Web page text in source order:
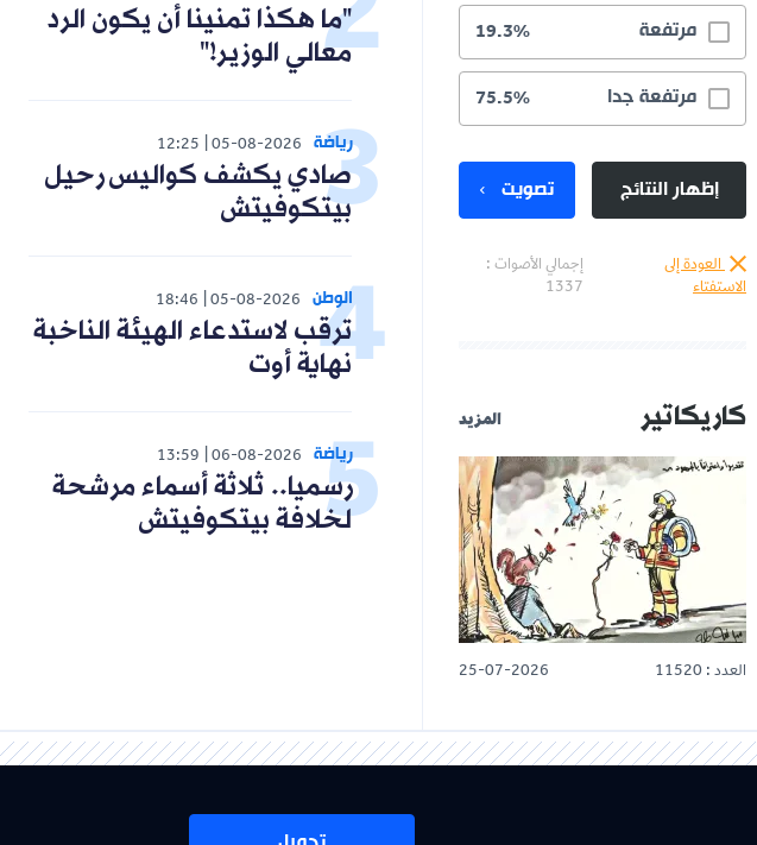
مرتفعة 19.3%
مرتفعة جدا 75.5%
إظهار النتائج تصويت
العودة إلى
الاستفتاء
إجمالي الأصوات :
1337
كاريكاتير المزيد
العدد : 11520 25-07-2026
"ما هكذا تمنينا أن يكون الرد
معالي الوزير!"
رياضة 05-08-2026
12:25
صادي يكشف كواليس رحيل
بيتكوفيتش
الوطن 05-08-2026
18:46
ترقب لاستدعاء الهيئة الناخبة
نهاية أوت
رياضة 06-08-2026
13:59
رسميا.. ثلاثة أسماء مرشحة
لخلافة بيتكوفيتش